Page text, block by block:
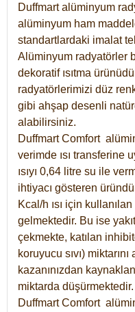
Duffmart alüminyum
alüminyum ham
standartlardaki imalat
Alüminyum radyatörler
dekoratif ısıtma
radyatörlerimizi düz
gibi ahşap desenli
alabilirsiniz.
Duffmart Comfort
verimde ısı transferine
ısıyı 0,64 litre su ile
ihtiyacı gösteren
Kcal/h ısı için
gelmektedir. Bu ise
çekmekte, katılan
koruyucu sıvı)
kazanınızdan
miktarda düşürmektedir.
Duffmart Comfort